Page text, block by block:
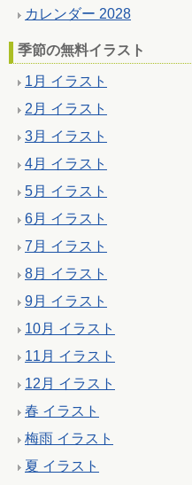
カレンダー 2028
季節の無料イラスト
1月 イラスト
2月 イラスト
3月 イラスト
4月 イラスト
5月 イラスト
6月 イラスト
7月 イラスト
8月 イラスト
9月 イラスト
10月 イラスト
11月 イラスト
12月 イラスト
春 イラスト
梅雨 イラスト
夏 イラスト